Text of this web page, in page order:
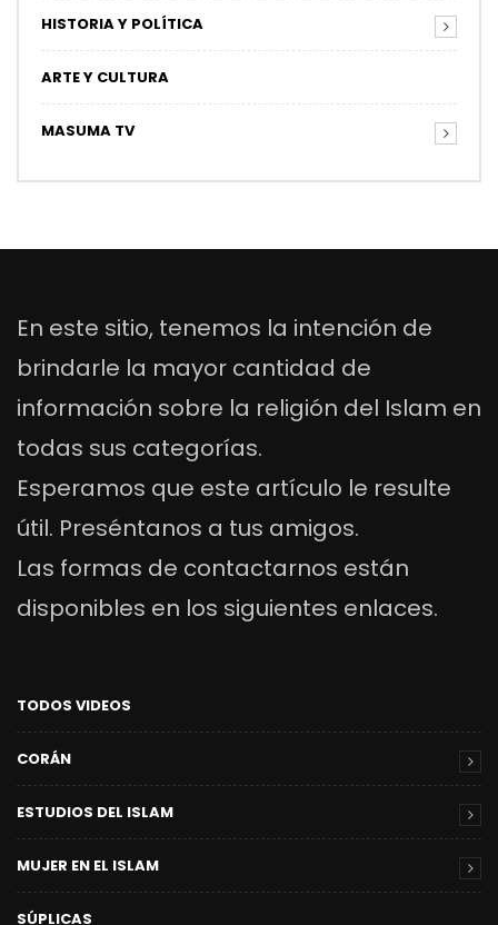
HISTORIA Y POLÍTICA
ARTE Y CULTURA
MASUMA TV
En este sitio, tenemos la intención de
brindarle la mayor cantidad de
información sobre la religión del Islam en
todas sus categorías.
Esperamos que este artículo le resulte
útil. Preséntanos a tus amigos.
Las formas de contactarnos están
disponibles en los siguientes enlaces.
TODOS VIDEOS
CORÁN
ESTUDIOS DEL ISLAM
MUJER EN EL ISLAM
SÚPLICAS